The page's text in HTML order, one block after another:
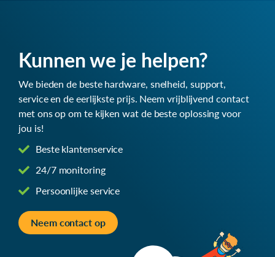
Kunnen we je helpen?
We bieden de beste hardware, snelheid, support,
service en de eerlijkste prijs. Neem vrijblijvend contact
met ons op om te kijken wat de beste oplossing voor
jou is!
Beste klantenservice
24/7 monitoring
Persoonlijke service
Neem contact op